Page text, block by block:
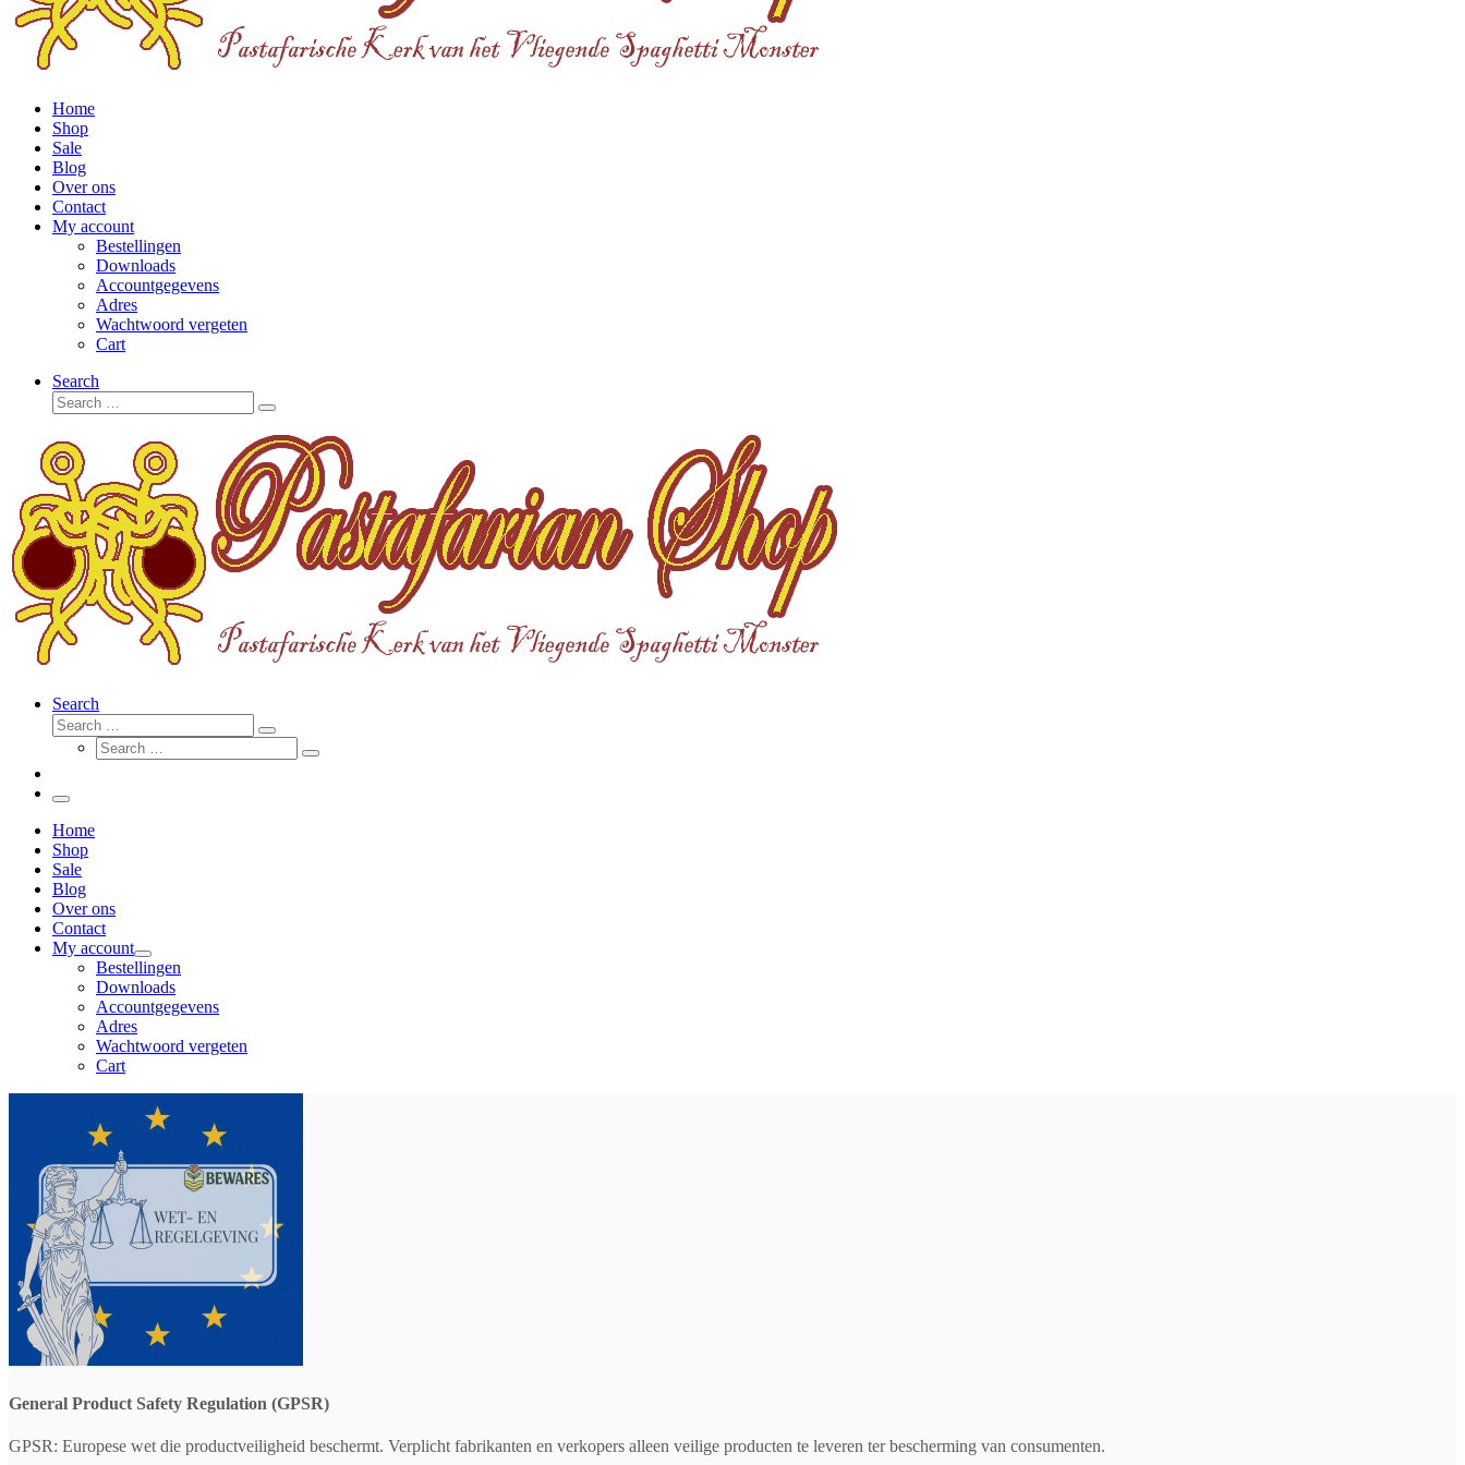
Home
Shop
Sale
Blog
Over ons
Contact
My account
Bestellingen
Downloads
Accountgegevens
Adres
Wachtwoord vergeten
Cart
Search
Search
Search
…
Search
Search
Search
Search
Search
Menu
Home
Shop
Sale
Blog
Over ons
Contact
My account
Bestellingen
Downloads
Accountgegevens
Adres
Wachtwoord vergeten
Cart
General Product Safety Regulation (GPSR)
GPSR: Europese wet die productveiligheid beschermt. Verplicht fabrikanten en verkopers alleen veilige producten te leveren ter bescherming van consumenten.